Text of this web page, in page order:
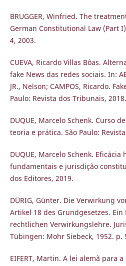
BRUGGER, Winfried. The
German Constitutional Law (Part
4, 2003.
CUEVA, Ricardo Villas Bôas.
fake News das redes sociais. In:
JR., Nelson; CAMPOS, Ricardo.
Paulo: Revista dos Tribunais, 2018.
DUQUE, Marcelo Schenk. Curso
teoria e prática. São Paulo:
DUQUE, Marcelo Schenk.
fundamentais e jurisdição
dos Editores, 2019.
DÜRIG, Günter. Die Verwirkung
Artikel 18 des Grundgesetzes.
rechtlichen Verwirkungslehre.
Tübingen: Mohr Siebeck, 1952. p.
EIFERT, Martin. A lei alemã para